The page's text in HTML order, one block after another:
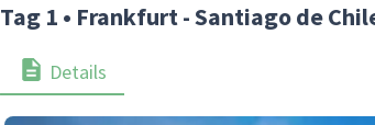
Tag 1 • Frankfurt - Santiago de
Details